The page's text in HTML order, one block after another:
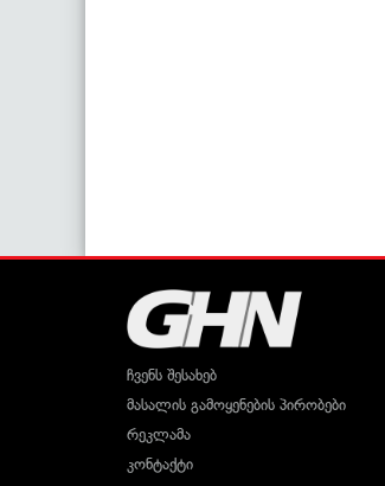
ჩვენს შესახებ
მასალის გამოყენების პირობები
რეკლამა
კონტაქტი